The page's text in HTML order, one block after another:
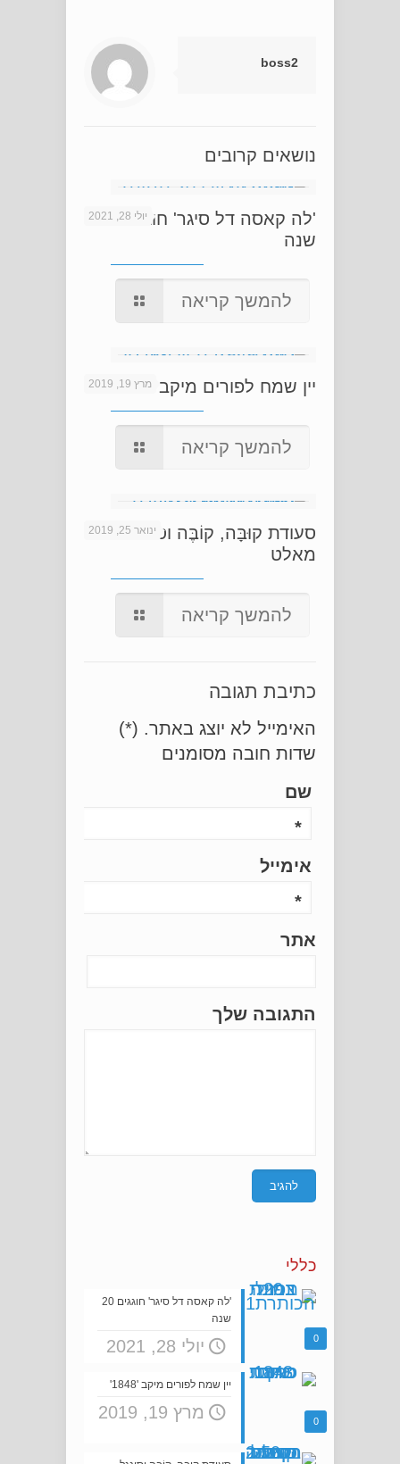
boss2
נושאים קרובים
יולי 28, 2021
'לה קאסה דל סיגר' חוגגים 20
שנה
להמשך קריאה
מרץ 19, 2019יין שמח לפורים מיקב '1848'
להמשך קריאה
ינואר 25, 2019
סעודת קוּבָּה, קוֹבֶּה וסינגל
מאלט
להמשך קריאה
כתיבת תגובה
האימייל לא יוצג באתר. (
*
)
שדות חובה מסומנים
שם
*
אימייל
*
אתר
התגובה שלך
כללי
0
'לה קאסה דל סיגר' חוגגים 20
שנה
יולי 28, 2021
0
יין שמח לפורים מיקב '1848'
מרץ 19, 2019